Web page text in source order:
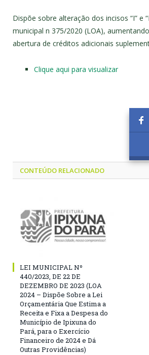
Dispõe sobre alteração dos incisos “I” e
municipal n 375/2020 (LOA),
abertura de créditos adicionais
Clique aqui para visualizar
CONTEÚDO RELACIONADO
LEI MUNICIPAL Nº
440/2023, DE 22 DE
DEZEMBRO DE 2023 (LOA
2024 – Dispõe Sobre a Lei
Orçamentária Que Estima a
Receita e Fixa a Despesa do
Município de Ipixuna do
Pará, para o Exercício
Financeiro de 2024 e Dá
Outras Providências)